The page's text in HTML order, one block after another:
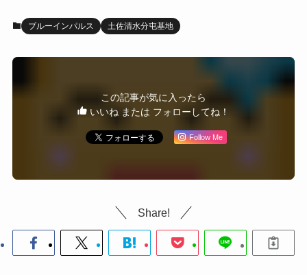
ブルーインパルス 土佐清水分屯基地
この記事が気に入ったら
いいね または フォローしてね！
Follow Me
Share!